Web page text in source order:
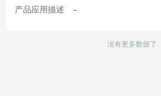
产品应用描述 -
没有更多数据了